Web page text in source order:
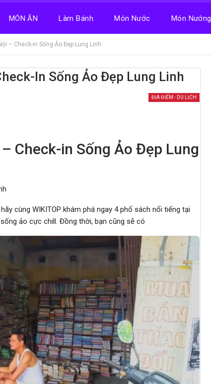
MÓN ĂN Làm Bánh Món Nước Món Nướng
– Check-in Sống Ảo Đẹp Lung Linh
In Sống Ảo Đẹp Lung Linh
ĐỊA ĐIỂM - DU LỊCH
Check-in Sống Ảo Đẹp Lung
cùng WIKITOP khám phá ngay 4 phố sách nổi tiếng tại
ảo cực chill. Đồng thời, bạn cũng sẽ có